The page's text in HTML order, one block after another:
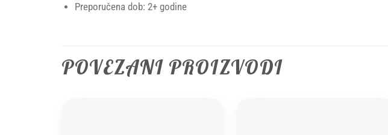
Preporučena dob: 2+ godine
POVEZANI PROIZVODI